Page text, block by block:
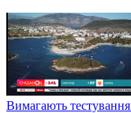
Вимагають